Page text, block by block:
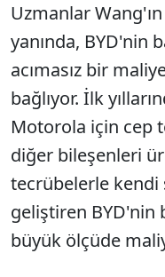
Uzmanlar
yanında, BYD'nin
acımasız bir
bağlıyor. İlk
Motorola için cep
diğer bileşenleri
tecrübelerle
geliştiren BYD'nin
büyük ölçüde